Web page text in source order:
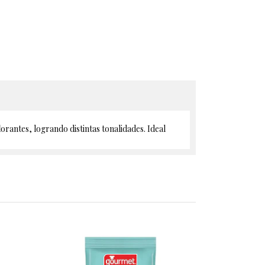
logrando distintas tonalidades. Ideal